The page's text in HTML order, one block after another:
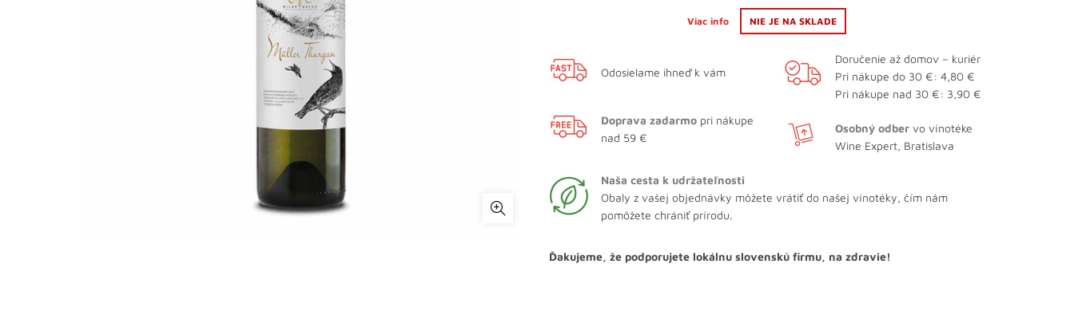
Viac info NIE JE NA SKLADE
Odosielame ihneď k vám
Doprava zadarmo pri nákupe
nad 59 €
Doručenie až domov – kuriér
Pri nákupe do 30 €: 4,80 €
Pri nákupe nad 30 €: 3,90 €
Osobný odbervo vínotéke
Wine Expert, Bratislava
Naša cesta k udržateľnosti
Obaly z vašej objednávky môžete vrátiť do našej vínotéky, čím nám
pomôžete chrániť prírodu.
Ďakujeme, že podporujete lokálnu slovenskú firmu, na zdravie!